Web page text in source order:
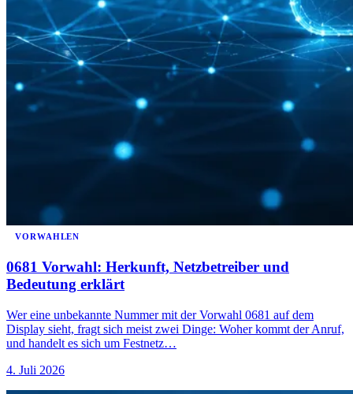
VORWAHLEN
0681 Vorwahl: Herkunft, Netzbetreiber und
Bedeutung erklärt
Wer eine unbekannte Nummer mit der Vorwahl 0681 auf dem
Display sieht, fragt sich meist zwei Dinge: Woher kommt der Anruf,
und handelt es sich um Festnetz…
4. Juli 2026